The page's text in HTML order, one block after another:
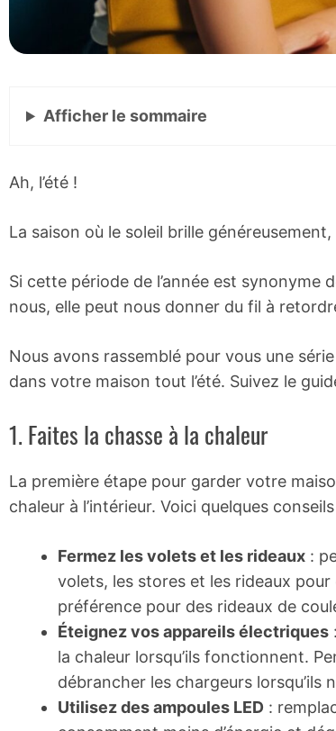
Afficher le sommaire
Ah, l’été !
La saison où le soleil brille
Si cette période de l’année est synonyme
nous, elle peut nous donner du fil à
Nous avons rassemblé pour vous une
dans votre maison tout l’été. Suivez le
1. Faites la chasse à la chaleur
La première étape pour garder votre
chaleur à l’intérieur. Voici quelques
Fermez les volets et les rideaux :
volets, les stores et les rideaux
préférence pour des rideaux de
Éteignez vos appareils électriques
la chaleur lorsqu’ils fonctionnent.
débrancher les chargeurs lorsqu’ils
Utilisez des ampoules LED :